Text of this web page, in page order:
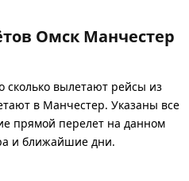
Омск Манчестер
сколько вылетают рейсы из
в Манчестер. Указаны все
прямой перелет на данном
и ближайшие дни.